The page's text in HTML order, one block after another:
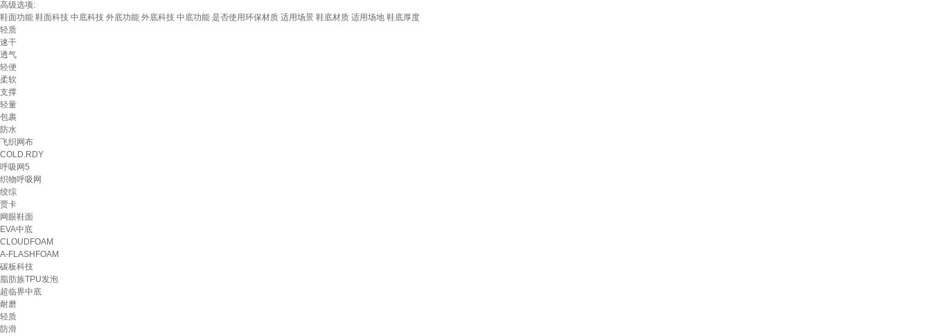
高级选项:
鞋面功能 鞋面科技 中底科技 外底功能 外底科技 中底功能 是否使用环保材质 适用场景 鞋底材质 适用场地 鞋底厚度
轻质
速干
透气
轻便
柔软
支撑
轻量
包裹
防水
飞织网布
COLD.RDY
呼吸网5
织物呼吸网
绞综
贾卡
网眼鞋面
EVA中底
CLOUDFOAM
A-FLASHFOAM
碳板科技
脂肪族TPU发泡
超临界中底
耐磨
轻质
防滑